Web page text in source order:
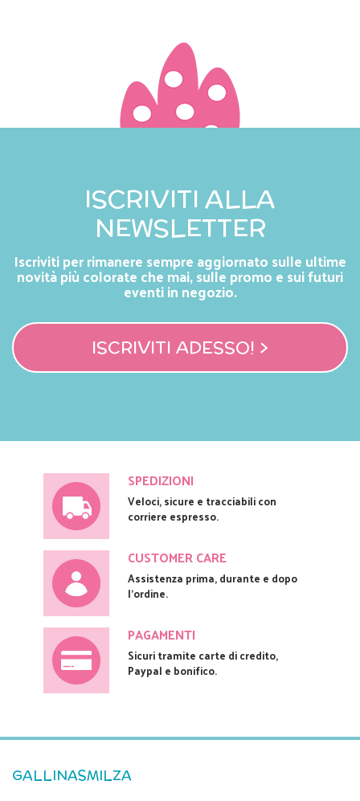
ISCRIVITI ALLA
NEWSLETTER
Iscriviti per rimanere sempre aggiornato sulle ultime
novità più colorate che mai, sulle promo e sui futuri
eventi in negozio.
ISCRIVITI ADESSO! >
SPEDIZIONI
Veloci, sicure e tracciabili con
corriere espresso.
CUSTOMER CARE
Assistenza prima, durante e dopo
l'ordine.
PAGAMENTI
Sicuri tramite carte di credito,
Paypal e bonifico.
GALLINASMILZA